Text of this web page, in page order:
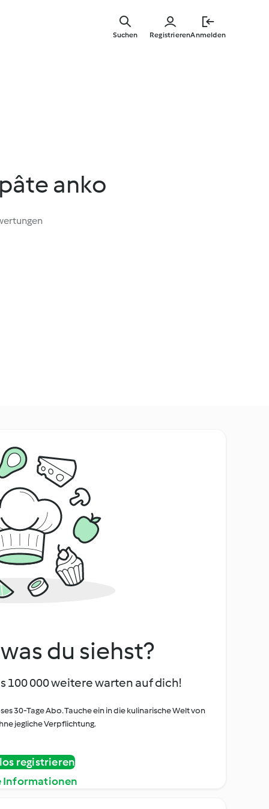
RegistrierenAnmelden
Suchen
anko
du siehst?
100 000 weitere warten auf dich!
30-Tage Abo. Tauche ein in die kulinarische Welt von
jegliche Verpflichtung.
registrieren
Informationen